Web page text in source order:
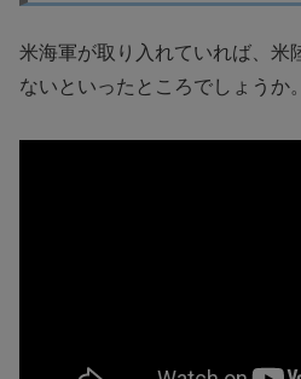
米海軍が取り入れていれば、米
ないといったところでしょうか。